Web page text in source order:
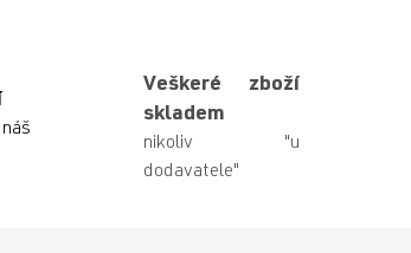
Veškeré zboží
skladem
nikoliv "u
dodavatele"